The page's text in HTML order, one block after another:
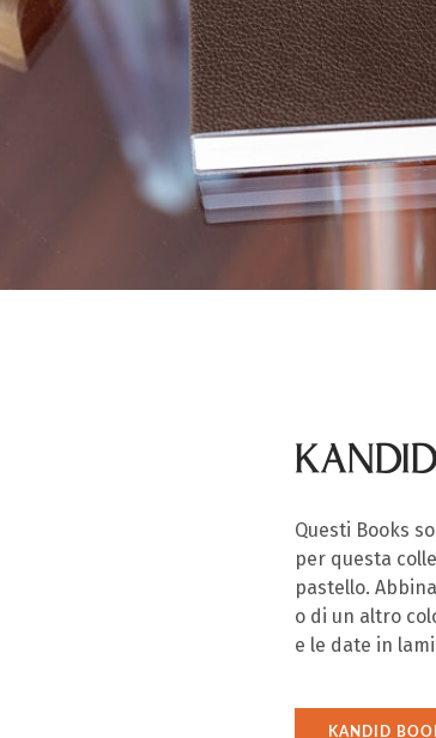
Questi Books
per questa
pastello.
o di un altro
e le date in
KANDID